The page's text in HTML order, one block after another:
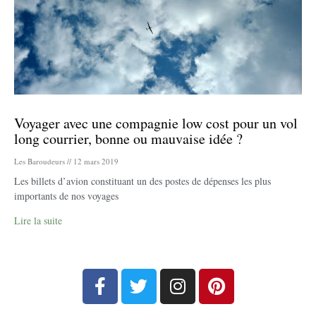
Voyager avec une compagnie low cost pour un vol
long courrier, bonne ou mauvaise idée ?
Les Baroudeurs 12 mars 2019
Les billets d’avion constituant un des postes de dépenses les plus
importants de nos voyages
Lire la suite